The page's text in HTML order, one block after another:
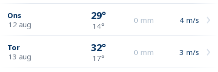
Ons
12 aug
29°
14°
0 mm 4 m/s
Tor
13 aug
32°
17°
0 mm 3 m/s